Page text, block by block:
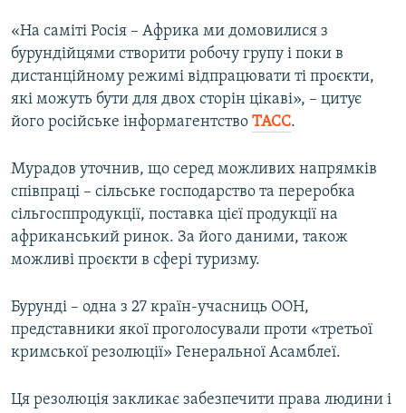
«На саміті Росія – Африка ми домовилися з
бурундійцями створити робочу групу і поки в
дистанційному режимі відпрацювати ті проєкти,
які можуть бути для двох сторін цікаві», – цитує
його російське інформагентство ТАСС.
Мурадов уточнив, що серед можливих напрямків
співпраці – сільське господарство та переробка
сільгосппродукції, поставка цієї продукції на
африканський ринок. За його даними, також
можливі проєкти в сфері туризму.
Бурунді – одна з 27 країн-учасниць ООН,
представники якої проголосували проти «третьої
кримської резолюції» Генеральної Асамблеї.
Ця резолюція закликає забезпечити права людини і